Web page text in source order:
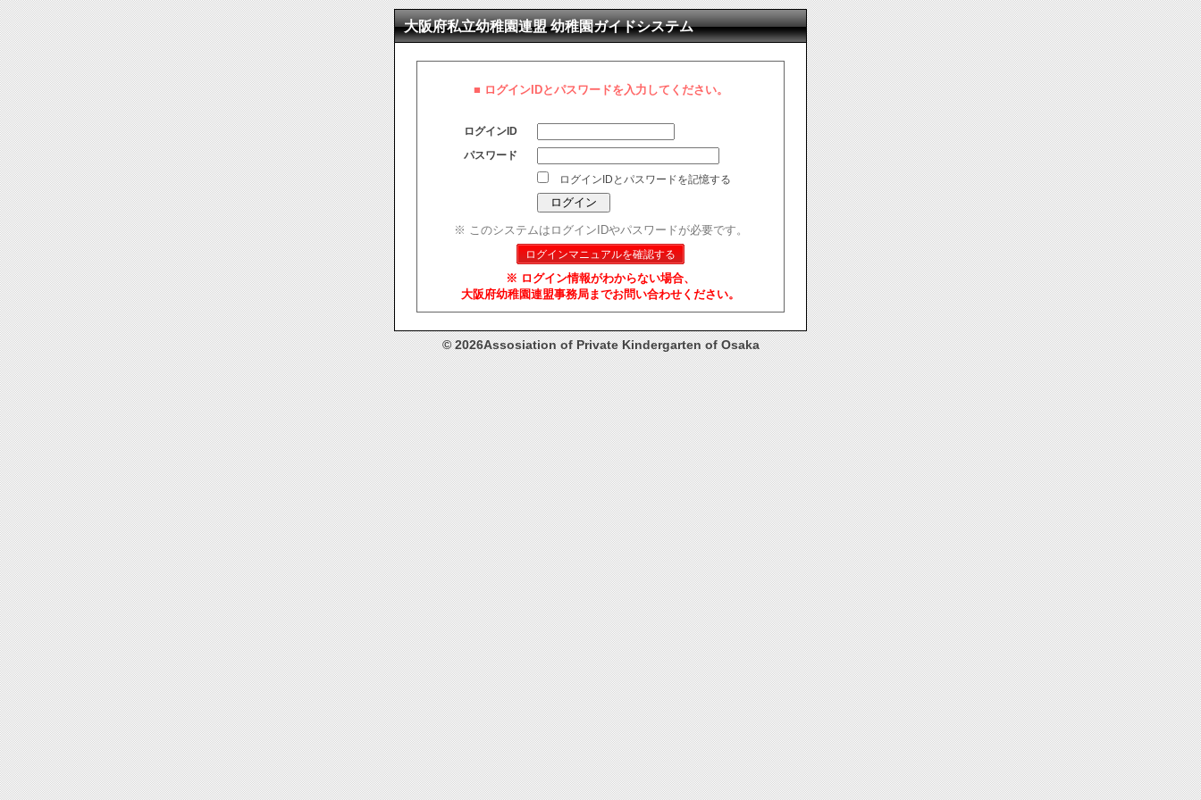
大阪府私立幼稚園連盟 幼稚園ガイドシステム
■ ログインIDとパスワードを入力してください。
ログインID
パスワード
ログインIDとパスワードを記憶する
※ このシステムはログインIDやパスワードが必要です。
ログインマニュアルを確認する
※ ログイン情報がわからない場合、
大阪府幼稚園連盟事務局までお問い合わせください。
© 2026Assosiation of Private Kindergarten of Osaka